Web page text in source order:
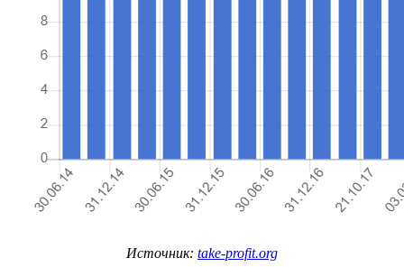
Источник: take-profit.org